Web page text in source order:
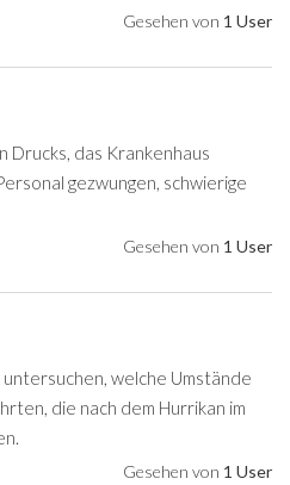
Gesehen von 1 User
Drucks, das Krankenhaus
gezwungen, schwierige
Gesehen von 1 User
welche Umstände
die nach dem Hurrikan im
Gesehen von 1 User